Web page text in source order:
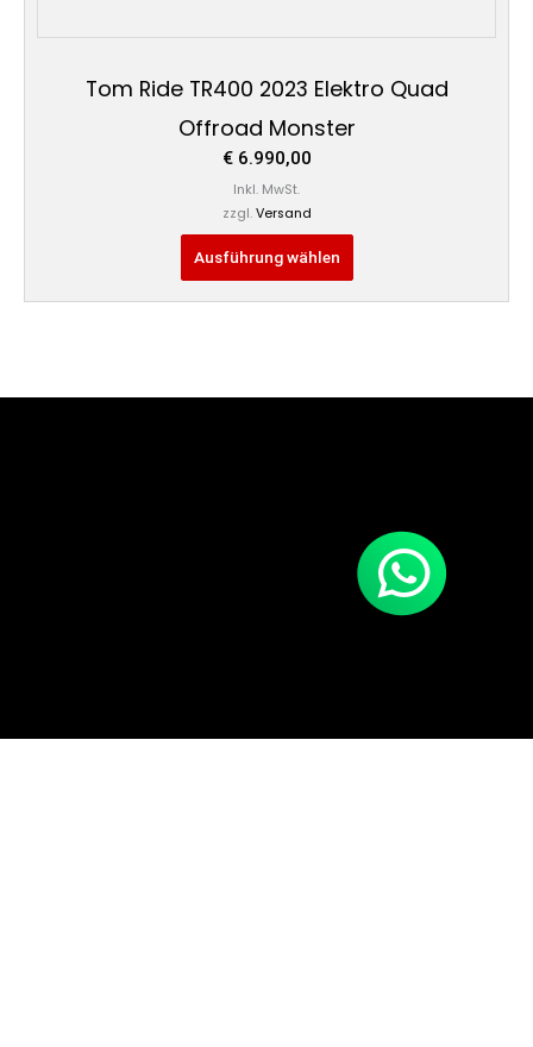
Tom Ride TR400 2023 Elektro Quad
Offroad Monster
€6.990,00
Inkl. MwSt.
zzgl. Versand
Ausführung wählen